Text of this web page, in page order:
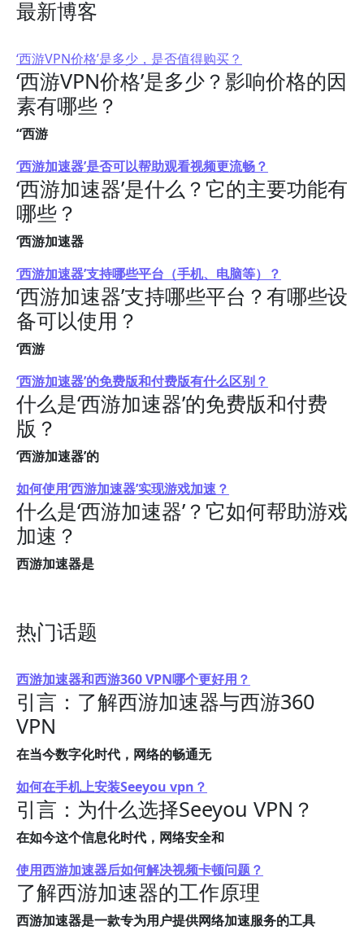
最新博客
‘西游VPN价格’是多少，是否值得购买？
‘西游VPN价格’是多少？影响价格的因
素有哪些？
“西游
‘西游加速器’是否可以帮助观看视频更流畅？
‘西游加速器’是什么？它的主要功能有
哪些？
‘西游加速器
‘西游加速器’支持哪些平台（手机、电脑等）？
‘西游加速器’支持哪些平台？有哪些设
备可以使用？
‘西游
‘西游加速器’的免费版和付费版有什么区别？
什么是‘西游加速器’的免费版和付费
版？
‘西游加速器’的
如何使用‘西游加速器’实现游戏加速？
什么是‘西游加速器’？它如何帮助游戏
加速？
西游加速器是
热门话题
西游加速器和西游360 VPN哪个更好用？
引言：了解西游加速器与西游360
VPN
在当今数字化时代，网络的畅通无
如何在手机上安装Seeyou vpn？
引言：为什么选择Seeyou VPN？
在如今这个信息化时代，网络安全和
使用西游加速器后如何解决视频卡顿问题？
了解西游加速器的工作原理
西游加速器是一款专为用户提供网络加速服务的工具